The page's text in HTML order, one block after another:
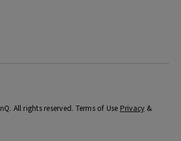
All rights reserved. Terms of Use Privacy &